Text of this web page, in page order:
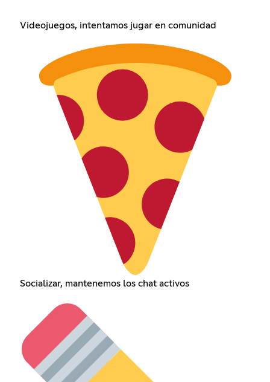
Videojuegos, intentamos jugar en comunidad
Socializar, mantenemos los chat activos